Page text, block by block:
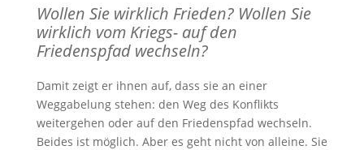
Wollen Sie wirklich Frieden? Wollen Sie
wirklich vom Kriegs- auf den
Friedenspfad wechseln?
Damit zeigt er ihnen auf, dass sie an einer
Weggabelung stehen: den Weg des Konflikts
weitergehen oder auf den Friedenspfad wechseln.
Beides ist möglich. Aber es geht nicht von alleine. Sie